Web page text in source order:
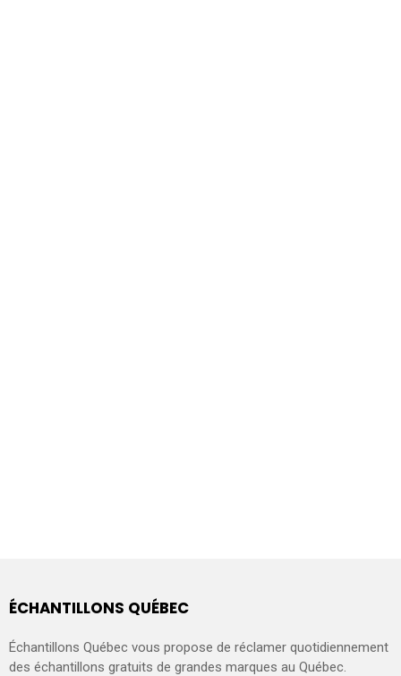
ÉCHANTILLONS QUÉBEC
Échantillons Québec vous propose de réclamer quotidiennement
des échantillons gratuits de grandes marques au Québec.